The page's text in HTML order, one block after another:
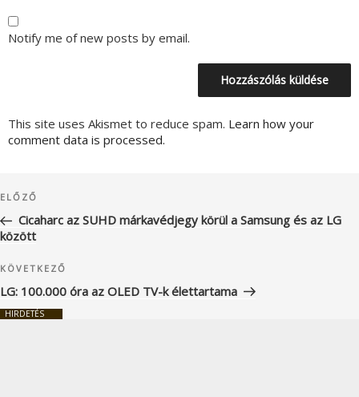
Notify me of new posts by email.
This site uses Akismet to reduce spam. Learn how your
comment data is processed.
navigáció
Korábbi
bejegyzés
ELŐZŐ
Cicaharc az SUHD márkavédjegy körül a Samsung és az LG
között
Következő
bejegyzés
KÖVETKEZŐ
LG: 100.000 óra az OLED TV-k élettartama
HIRDETÉS